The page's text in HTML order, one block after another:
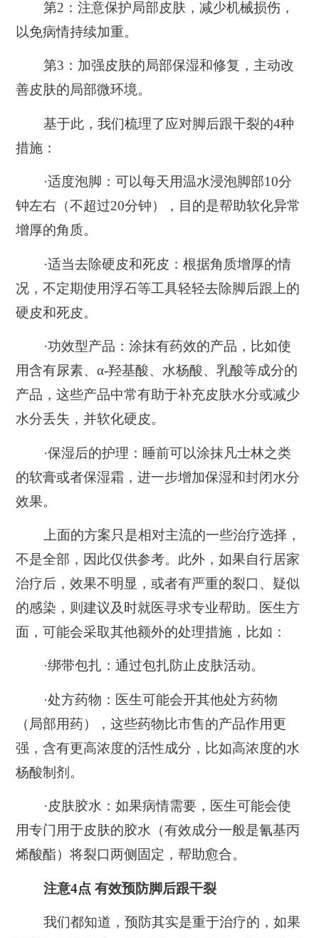
第2：注意保护局部皮肤，减少机械损伤，
以免病情持续加重。
第3：加强皮肤的局部保湿和修复，主动改
善皮肤的局部微环境。
基于此，我们梳理了应对脚后跟干裂的4种
措施：
·适度泡脚： 可以每天用温水浸泡脚部10分
钟左右（不超过20分钟），目的是帮助软化异常
增厚的角质。
·适当去除硬皮和死皮： 根据角质增厚的情
况，不定期使用浮石等工具轻轻去除脚后跟上的
硬皮和死皮。
·功效型产品： 涂抹有药效的产品，比如使
用含有尿素、α-羟基酸、水杨酸、乳酸等成分的
产品，这些产品中常有助于补充皮肤水分或减少
水分丢失，并软化硬皮。
·保湿后的护理： 睡前可以涂抹凡士林之类
的软膏或者保湿霜，进一步增加保湿和封闭水分
效果。
上面的方案只是相对主流的一些治疗选择，
不是全部，因此仅供参考。此外，如果自行居家
治疗后，效果不明显，或者有严重的裂口、疑似
的感染，则建议及时就医寻求专业帮助。医生方
面，可能会采取其他额外的处理措施，比如：
·绑带包扎： 通过包扎防止皮肤活动。
·处方药物： 医生可能会开其他处方药物
（局部用药），这些药物比市售的产品作用更
强，含有更高浓度的活性成分，比如高浓度的水
杨酸制剂。
·皮肤胶水： 如果病情需要，医生可能会使
用专门用于皮肤的胶水（有效成分一般是氰基丙
烯酸酯）将裂口两侧固定，帮助愈合。
注意4点 有效预防脚后跟干裂
我们都知道， 预防其实是重于治疗的， 如果